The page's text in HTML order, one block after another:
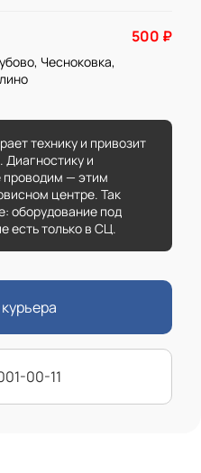
500 ₽
Чесноковка,
технику и привозит
Диагностику и
проводим — этим
центре. Так
оборудование под
есть только в СЦ.
00-11